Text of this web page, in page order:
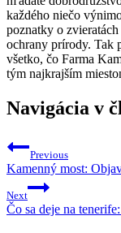
každého niečo
poznatky o
ochrany prírody. Tak
všetko, čo Farma
tým najkrajším
Navigácia v
Previous
Kamenný most:
Next
Čo sa deje na